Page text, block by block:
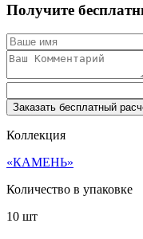
Получите
Заказать бесплатный
Коллекция
«КАМЕНЬ»
Количество в упаковке
10 шт